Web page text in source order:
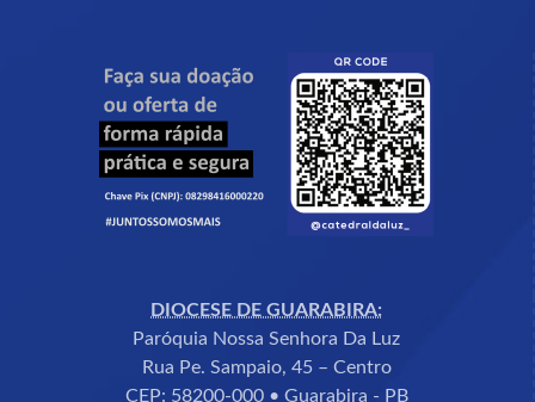
DIOCESE DE GUARABIRA:
Paróquia Nossa Senhora Da Luz
Rua Pe. Sampaio, 45 – Centro
CEP: 58200-000 • Guarabira - PB